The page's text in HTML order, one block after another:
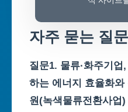
자주 묻는 질문
질문1. 물류·화주기
하는 에너지 효율화와
원(녹색물류전환사업